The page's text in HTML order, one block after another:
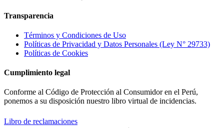
Transparencia
Términos y Condiciones de Uso
Políticas de Privacidad y Datos Personales (Ley N° 29733)
Políticas de Cookies
Cumplimiento legal
Conforme al Código de Protección al Consumidor en el Perú,
ponemos a su disposición nuestro libro virtual de incidencias.
Libro de reclamaciones